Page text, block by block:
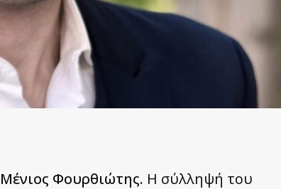
Μένιος Φουρθιώτης. Η σύλληψή του